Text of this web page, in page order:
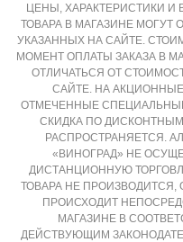
ЦЕНЫ, ХАРАКТЕРИСТИКИ И
ТОВАРА В МАГАЗИНЕ МОГУТ
УКАЗАННЫХ НА САЙТЕ.
МОМЕНТ ОПЛАТЫ ЗАКАЗА В
ОТЛИЧАТЬСЯ ОТ
САЙТЕ. НА
ОТМЕЧЕННЫЕ
СКИДКА ПО
РАСПРОСТРАНЯЕТСЯ.
«ВИНОГРАД» НЕ
ДИСТАНЦИОННУЮ
ТОВАРА НЕ ПРОИЗВОДИТСЯ,
ПРОИСХОДИТ
МАГАЗИНЕ В
ДЕЙСТВУЮЩИМ